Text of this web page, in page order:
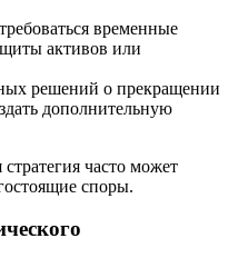
временные
активов или
решений о прекращении
дополнительную
часто может
споры.